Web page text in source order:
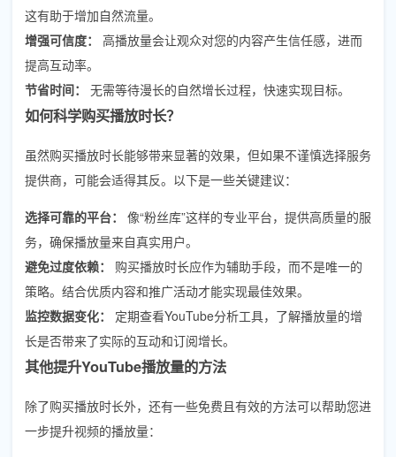
这有助于增加自然流量。
增强可信度：
高播放量会让观众对您的内容产生信任感，进而
提高互动率。
节省时间：
无需等待漫长的自然增长过程，快速实现目标。
如何科学购买播放时长？
虽然购买播放时长能够带来显著的效果，但如果不谨慎选择服务
提供商，可能会适得其反。以下是一些关键建议：
选择可靠的平台：
像“粉丝库”这样的专业平台，提供高质量的服
务，确保播放量来自真实用户。
避免过度依赖：
购买播放时长应作为辅助手段，而不是唯一的
策略。结合优质内容和推广活动才能实现最佳效果。
监控数据变化：
定期查看YouTube分析工具，了解播放量的增
长是否带来了实际的互动和订阅增长。
其他提升YouTube播放量的方法
除了购买播放时长外，还有一些免费且有效的方法可以帮助您进
一步提升视频的播放量：